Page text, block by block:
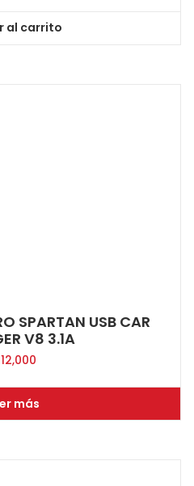
al carrito
SPARTAN USB CAR
V8 3.1A
12,000
más